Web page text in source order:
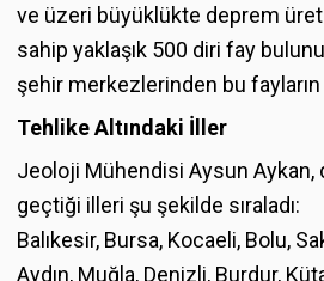
ve üzeri büyüklükte deprem
sahip yaklaşık 500 diri fay
şehir merkezlerinden bu
Tehlike Altındaki İller
Jeoloji Mühendisi Aysun Aykan,
geçtiği illeri şu şekilde sıraladı:
Balıkesir, Bursa, Kocaeli, Bolu,
Aydın, Muğla, Denizli, Burdur,